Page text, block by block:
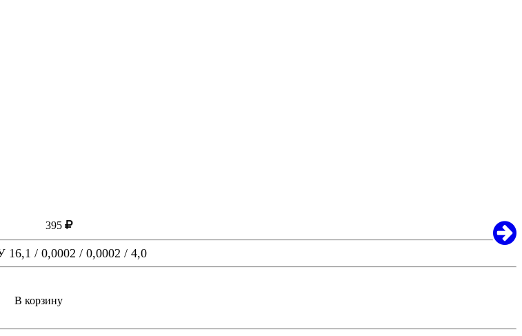
395
/ 0,0002 / 0,0002 / 4,0
В корзину